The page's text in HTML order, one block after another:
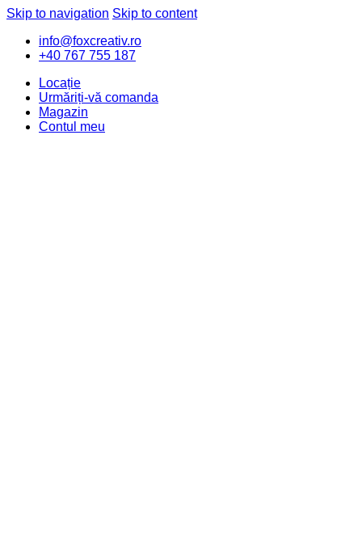
Skip to navigation Skip to content
info@foxcreativ.ro
+40 767 755 187
Locație
Urmăriți-vă comanda
Magazin
Contul meu